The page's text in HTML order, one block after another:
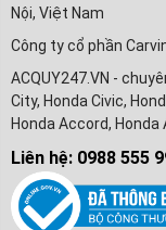
Nội, Việt Nam
Công ty cổ phần
ACQUY247.VN -
City, Honda Civic,
Honda Accord, Honda
Liên hệ: 0988 555